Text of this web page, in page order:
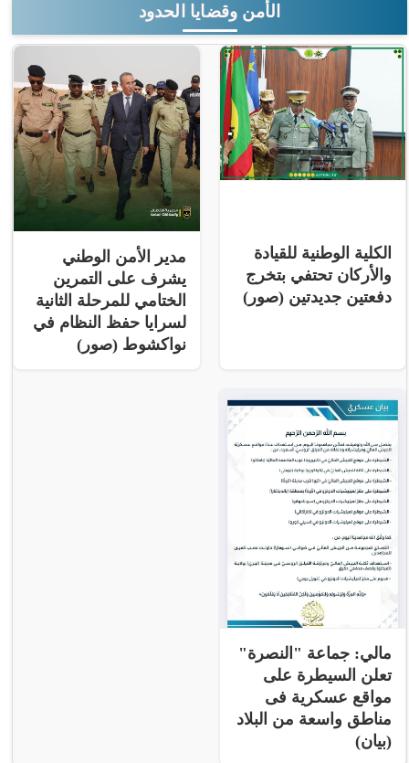
الأمن وقضايا الحدود
الكلية الوطنية للقيادة
والأركان تحتفي بتخرج
دفعتين جديدتين (صور)
مدير الأمن الوطني
يشرف على التمرين
الختامي للمرحلة الثانية
لسرايا حفظ النظام في
نواكشوط (صور)
مالي: جماعة "النصرة"
تعلن السيطرة على
مواقع عسكرية فى
مناطق واسعة من البلاد
(بيان)